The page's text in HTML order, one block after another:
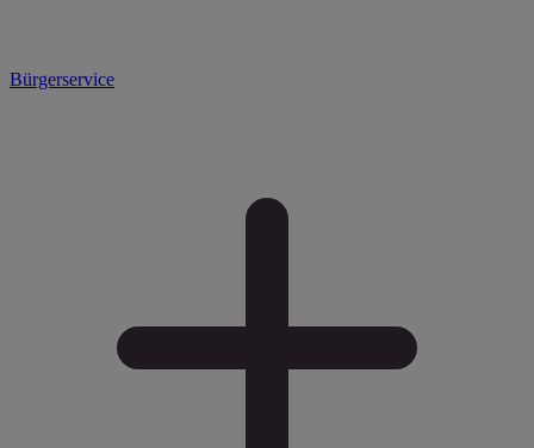
Bürgerservice